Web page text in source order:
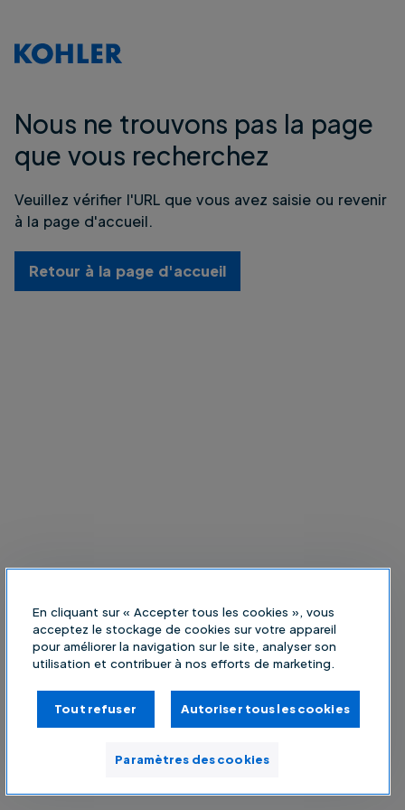
Nous ne trouvons pas la page
que vous recherchez
Veuillez vérifier l'URL que vous avez saisie ou revenir
à la page d'accueil.
Retour à la page d'accueil
En cliquant sur « Accepter tous les cookies », vous
acceptez le stockage de cookies sur votre appareil
pour améliorer la navigation sur le site, analyser son
utilisation et contribuer à nos efforts de marketing.
Tout refuser Autoriser tous les cookies
Paramètres des cookies